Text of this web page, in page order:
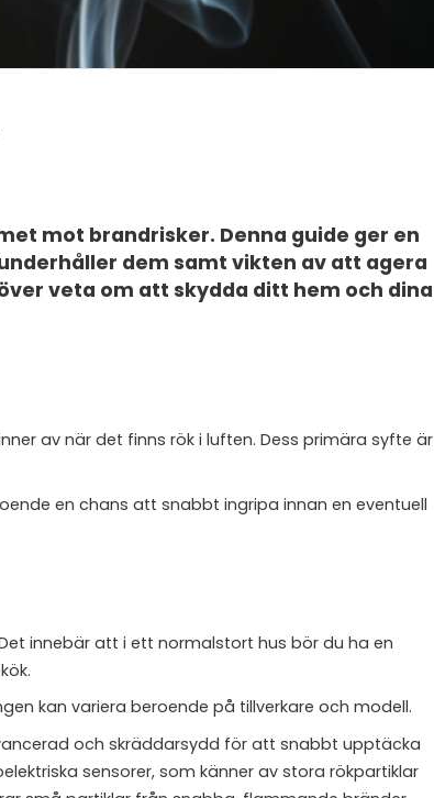
mot brandrisker. Denna guide ger en
dem samt vikten av att agera
veta om att skydda ditt hem och dina
av när det finns rök i luften. Dess primära syfte är
en chans att snabbt ingripa innan en eventuell
innebär att i ett normalstort hus bör du ha en
kan variera beroende på tillverkare och modell.
och skräddarsydd för att snabbt upptäcka
sensorer, som känner av stora rökpartiklar